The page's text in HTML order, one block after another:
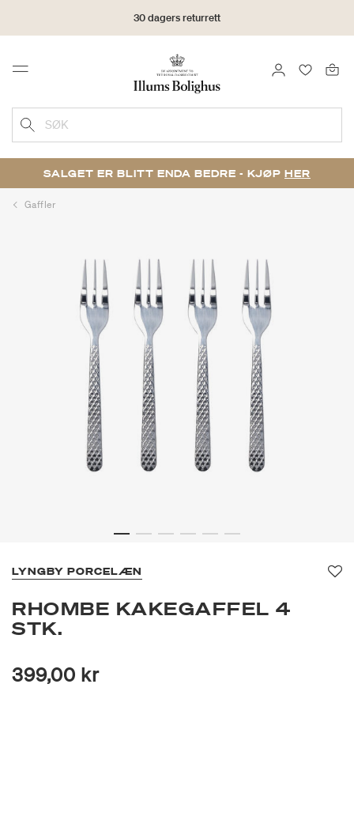
30 dagers returrett
Menu LOGG INN
SØK
SALGET ER BLITT ENDA BEDRE - KJØP HER
Gaffler
LYNGBY PORCELÆN
RHOMBE KAKEGAFFEL 4
STK.
399,00 kr